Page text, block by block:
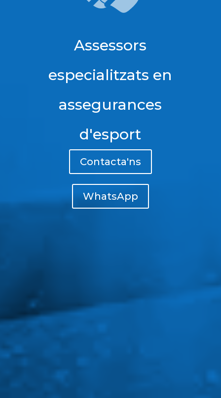
Assessors
especialitzats en
assegurances
d'esport
Contacta'ns
WhatsApp